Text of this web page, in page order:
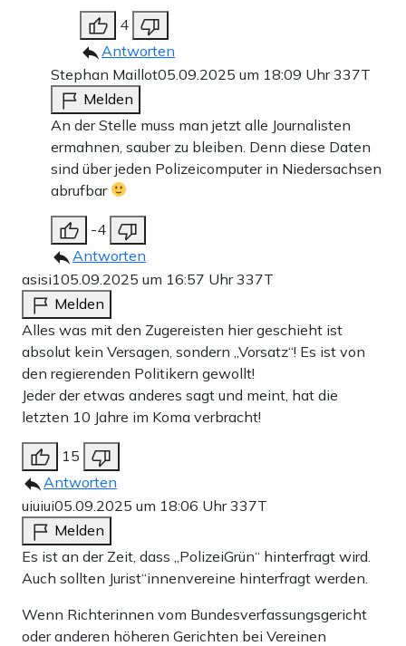
4
Antworten
Stephan Maillot05.09.2025 um 18:09 Uhr337T
Melden
An der Stelle muss man jetzt alle Journalisten
ermahnen, sauber zu bleiben. Denn diese Daten
sind über jeden Polizeicomputer in Niedersachsen
abrufbar
-4
Antworten
asisi105.09.2025 um 16:57 Uhr337T
Melden
Alles was mit den Zugereisten hier geschieht ist
absolut kein Versagen, sondern „Vorsatz“! Es ist von
den regierenden Politikern gewollt!
Jeder der etwas anderes sagt und meint, hat die
letzten 10 Jahre im Koma verbracht!
15
Antworten
uiuiui05.09.2025 um 18:06 Uhr337T
Melden
Es ist an der Zeit, dass „PolizeiGrün“ hinterfragt wird.
Auch sollten Jurist“innenvereine hinterfragt werden.
Wenn Richterinnen vom Bundesverfassungsgericht
oder anderen höheren Gerichten bei Vereinen